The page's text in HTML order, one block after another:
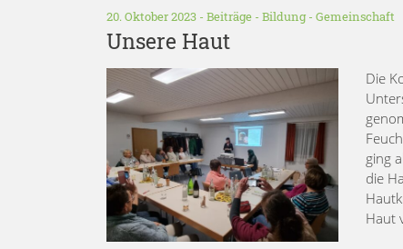
20. Oktober 2023 - Beiträge - Bildung- Gemeinschaft
Unsere Haut
Die
ging
die
Haut